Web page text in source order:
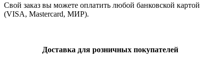
Свой заказ вы можете оплатить любой банковской картой
(VISA, Mastercard, МИР).
Доставка для розничных покупателей